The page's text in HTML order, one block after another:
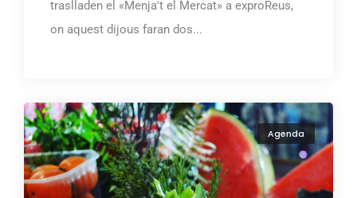
traslladen el «Menja't el Mercat» a exproReus,
on aquest dijous faran dos...
Agenda